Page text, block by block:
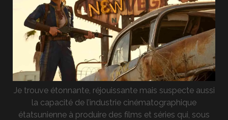
Je trouve étonnante, réjouissante mais suspecte aussi
la capacité de l’industrie cinématographique
étatsunienne à produire des films et séries qui, sous